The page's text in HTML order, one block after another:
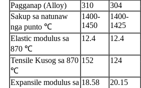
Pagganap (Alloy) 310 304
Sakup sa natunaw
nga punto ℃
1400-
1450
1400-
1425
Elastic modulus sa
870 ℃
12.4 12.4
Tensile Kusog sa 870
℃
152 124
Expansile modulus sa 18.58 20.15